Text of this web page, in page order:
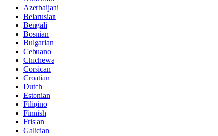
Azerbaijani
Belarusian
Bengali
Bosnian
Bulgarian
Cebuano
Chichewa
Corsican
Croatian
Dutch
Estonian
Filipino
Finnish
Frisian
Galician